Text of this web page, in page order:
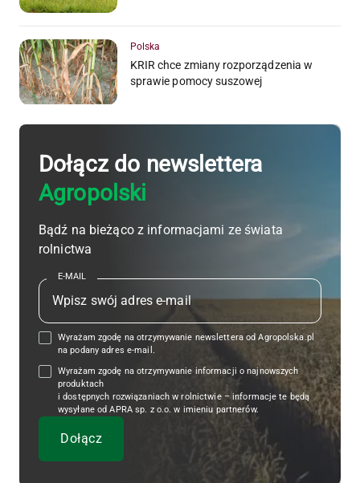
Polska
KRIR chce zmiany rozporządzenia w
sprawie pomocy suszowej
Dołącz do newslettera
Agropolski
Bądź na bieżąco z informacjami ze świata
rolnictwa
E-MAIL
Wyrażam zgodę na otrzymywanie newslettera od Agropolska.pl
na podany adres e-mail.
Wyrażam zgodę na otrzymywanie informacji o najnowszych
produktach
i dostępnych rozwiązaniach w rolnictwie – informacje te będą
wysyłane od APRA sp. z o.o. w imieniu partnerów.